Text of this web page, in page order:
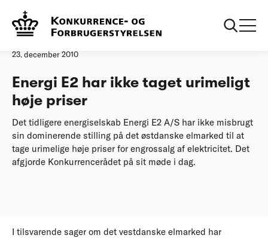
Forside
23. december 2010
Energi E2 har ikke taget urimeligt
høje priser
Det tidligere energiselskab Energi E2 A/S har ikke misbrugt
sin dominerende stilling på det østdanske elmarked til at
tage urimelige høje priser for engrossalg af elektricitet. Det
afgjorde Konkurrencerådet på sit møde i dag.
I tilsvarende sager om det vestdanske elmarked har